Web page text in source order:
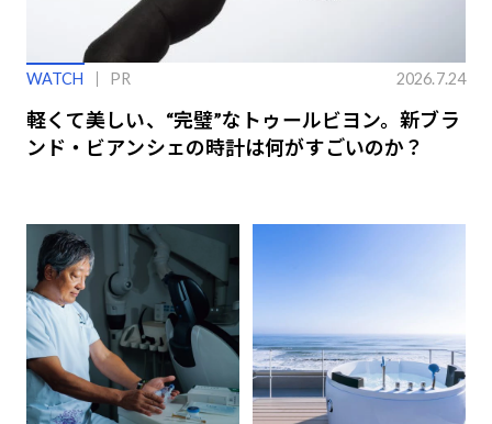
WATCH PR 2026.7.24
軽くて美しい、“完璧”なトゥールビヨン。新ブラ
ンド・ビアンシェの時計は何がすごいのか？